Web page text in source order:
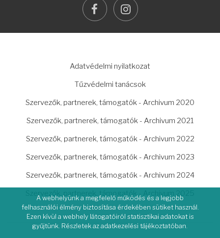
facebookinstagram
Adatvédelmi nyilatkozat
Tűzvédelmi tanácsok
Szervezők, partnerek, támogatók - Archivum 2020
Szervezők, partnerek, támogatók - Archivum 2021
Szervezők, partnerek, támogatók - Archivum 2022
Szervezők, partnerek, támogatók - Archivum 2023
Szervezők, partnerek, támogatók - Archivum 2024
Szervezők, partnerek, támogatók - Archivum 2025
A webhelyünk a megfelelő működés és a legjobb
felhasználói élmény biztosítása érdekében sütiket használ.
Ezen kívül a webhely látogatóiról statisztikai adatokat is
gyűjtünk. Részletek az adatkezelési tájékoztatóban.